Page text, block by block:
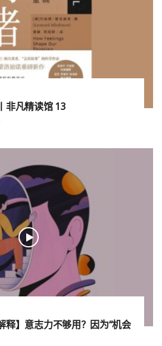
非凡精读馆 13
释】意志力不够用？因为“机会